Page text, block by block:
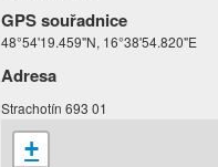
GPS souřadnice
48°54'19.459"N, 16°38'54.820"E
Adresa
Strachotín 693 01
+